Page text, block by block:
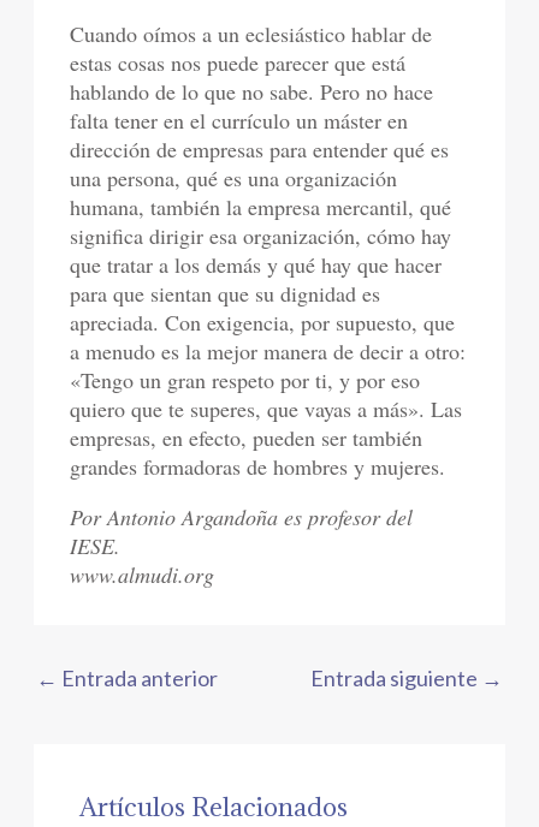
Cuando oímos a un eclesiástico hablar de
estas cosas nos puede parecer que está
hablando de lo que no sabe. Pero no hace
falta tener en el currículo un máster en
dirección de empresas para entender qué es
una persona, qué es una organización
humana, también la empresa mercantil, qué
significa dirigir esa organización, cómo hay
que tratar a los demás y qué hay que hacer
para que sientan que su dignidad es
apreciada. Con exigencia, por supuesto, que
a menudo es la mejor manera de decir a otro:
«Tengo un gran respeto por ti, y por eso
quiero que te superes, que vayas a más». Las
empresas, en efecto, pueden ser también
grandes formadoras de hombres y mujeres.
Por Antonio Argandoña es profesor del
IESE.
www.almudi.org
← Entrada anterior Entrada siguiente →
Artículos Relacionados